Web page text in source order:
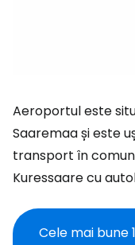
Aeroportul este
Saaremaa și este
transport în
Kuressaare cu
Cele mai bune